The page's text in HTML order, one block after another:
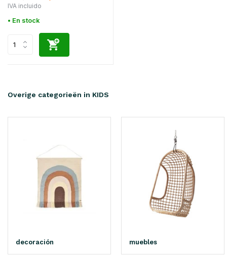
IVA incluido
• En stock
Overige categorieën in KIDS
decoración muebles